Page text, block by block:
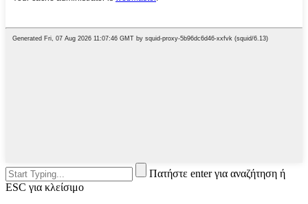
Πατήστε enter για αναζήτηση ή
ESC για κλείσιμο